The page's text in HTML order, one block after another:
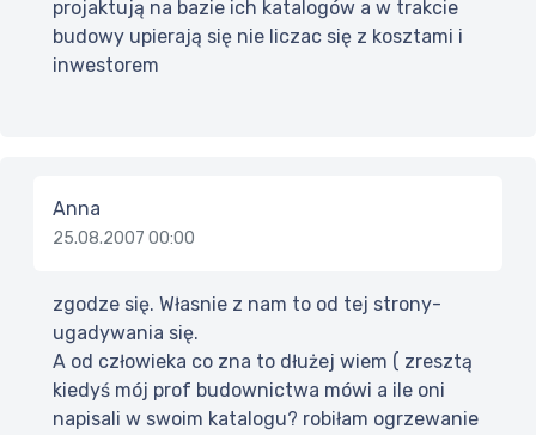
projaktują na bazie ich katalogów a w trakcie
budowy upierają się nie liczac się z kosztami i
inwestorem
Anna
25.08.2007 00:00
zgodze się. Własnie z nam to od tej strony-
ugadywania się.
A od człowieka co zna to dłużej wiem ( zresztą
kiedyś mój prof budownictwa mówi a ile oni
napisali w swoim katalogu? robiłam ogrzewanie